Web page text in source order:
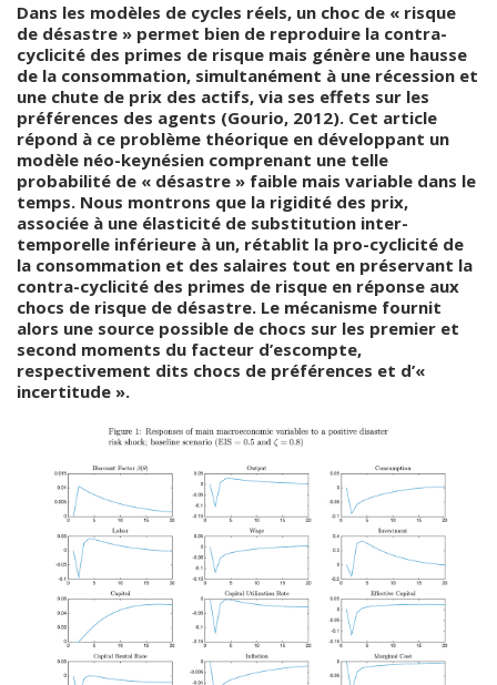
Dans les modèles de cycles réels, un choc de « risque
de désastre » permet bien de reproduire la contra-
cyclicité des primes de risque mais génère une hausse
de la consommation, simultanément à une récession et
une chute de prix des actifs, via ses effets sur les
préférences des agents (Gourio, 2012). Cet article
répond à ce problème théorique en développant un
modèle néo-keynésien comprenant une telle
probabilité de « désastre » faible mais variable dans le
temps. Nous montrons que la rigidité des prix,
associée à une élasticité de substitution inter-
temporelle inférieure à un, rétablit la pro-cyclicité de
la consommation et des salaires tout en préservant la
contra-cyclicité des primes de risque en réponse aux
chocs de risque de désastre. Le mécanisme fournit
alors une source possible de chocs sur les premier et
second moments du facteur d’escompte,
respectivement dits chocs de préférences et d’«
incertitude ».